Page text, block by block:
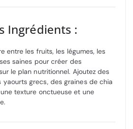
Ingrédients :
entre les fruits, les légumes, les
saines pour créer des
le plan nutritionnel. Ajoutez des
yaourts grecs, des graines de chia
texture onctueuse et une